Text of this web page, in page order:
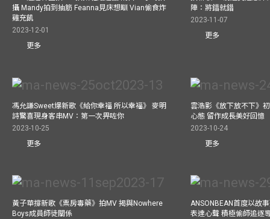
攝 Mandy拍到抽筋 Feanna見床想瞓 Vian偷食炸
雞充飢
2023-12-01
更多
陣：將錯就錯
2023-11-07
更多
馮允謙Sweet爆新歌《給你幸福 所以幸福》 麥明
詩驚喜現身客串MV：第一次畀咗你
2023-10-25
更多
雲浩影《放下放不下》
心態 留作成長美好回憶
2023-10-24
更多
黃子華撐新歌《票房毒藥》拍MV 揭與Nowhere
Boys成員師徒關係
ANSONBEAN首度以故
表達心聲 積極偷師追逐